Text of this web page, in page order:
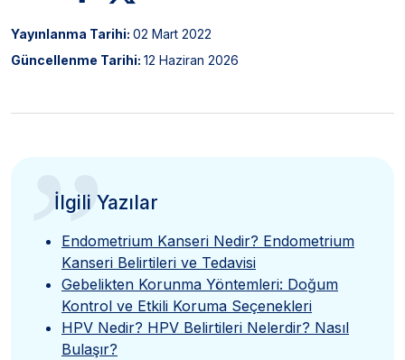
Yayınlanma Tarihi: 02 Mart 2022
Güncellenme Tarihi: 12 Haziran 2026
”
İlgili Yazılar
Endometrium Kanseri Nedir? Endometrium
Kanseri Belirtileri ve Tedavisi
Gebelikten Korunma Yöntemleri: Doğum
Kontrol ve Etkili Koruma Seçenekleri
HPV Nedir? HPV Belirtileri Nelerdir? Nasıl
Bulaşır?